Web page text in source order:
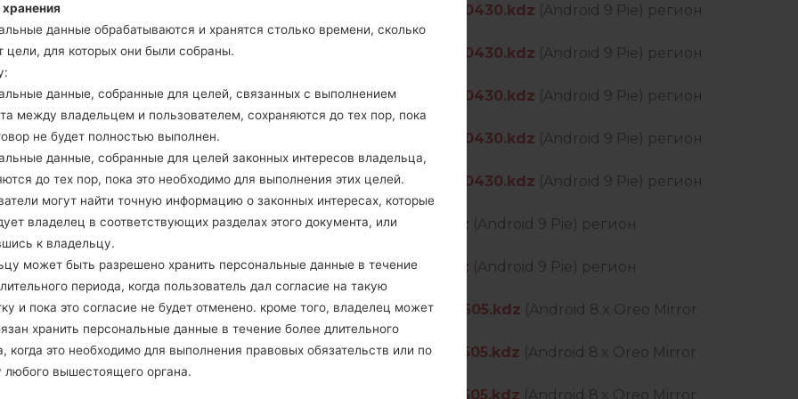
Q610EM Q610EM20f_00_OPEN_EU_OP_0430.kdz (Android 9 Pie) регион
Q610EM добавлен файл Q610EM20f_00_OPEN_EU_OP_0430.kdz (Android 9 Pie) регион
Q610EMдобавлен файлQ610EM20f_00_OPEN_EU_OP_0430.kdz (Android 9 Pie) регион
Q610EMдобавлен файл Q610EM20f_00_OPEN_EU_OP_0430.kdz (Android 9 Pie) регион
Q610EMдобавлен файлQ610EM20f_00_OPEN_EU_OP_0430.kdz (Android 9 Pie) регион
Q610EMWдобавлен файлQ610EMW20d_00_0430.kdz (Android 9 Pie) регион
NORTHERN EUROPE)
Q610EMWдобавлен файлQ610EMW20d_00_0430.kdz (Android 9 Pie) регион
Q610FAдобавлен файлQ610FA10b_04_TCL_MX_OP_0505.kdz (Android 8.x Oreo Mirror
1) регион TPO(Mexico)
Q610FSдобавлен файлQ610FS10b_04_TCL_MX_OP_0505.kdz (Android 8.x Oreo Mirror
1) регион TPO(Mexico)
Q610FS10b_04_TCL_MX_OP_0505.kdz (Android 8.x Oreo Mirror
данные обрабатываются и хранятся столько времени, сколько
цели, для которых они были собраны.
данные, собранные для целей, связанных с выполнением
между владельцем и пользователем, сохраняются до тех пор, пока
не будет полностью выполнен.
данные, собранные для целей законных интересов владельца,
до тех пор, пока это необходимо для выполнения этих целей.
могут найти точную информацию о законных интересах, которые
владелец в соответствующих разделах этого документа, или
к владельцу.
может быть разрешено хранить персональные данные в течение
периода, когда пользователь дал согласие на такую
и пока это согласие не будет отменено. кроме того, владелец может
хранить персональные данные в течение более длительного
когда это необходимо для выполнения правовых обязательств или по
любого вышестоящего органа.